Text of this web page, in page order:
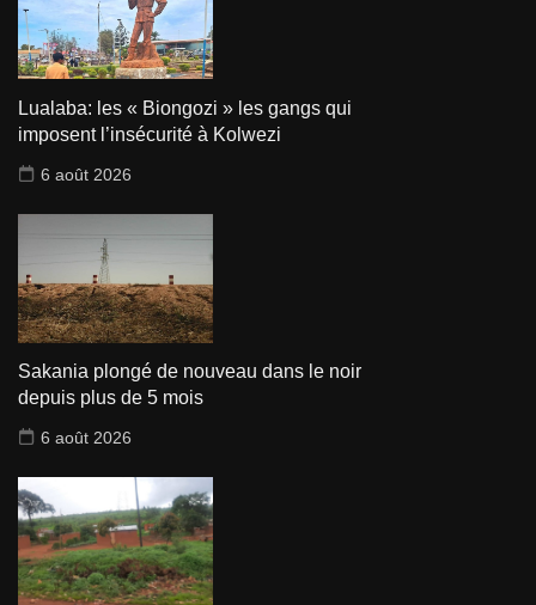
Lualaba: les « Biongozi » les gangs qui
imposent l’insécurité à Kolwezi
6 août 2026
Sakania plongé de nouveau dans le noir
depuis plus de 5 mois
6 août 2026